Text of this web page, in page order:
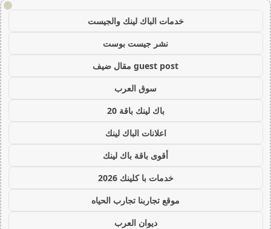
!
خدمات الباك لينك والجيست
نشر جيست بوست
guest post مقال ضيف
سوق العرب
باك لينك باقة 20
اعلانات الباك لينك
أقوى باقة باك لينك
خدمات با كلينك 2026
موقع تجاربنا تجارب الحياه
ديوان العرب